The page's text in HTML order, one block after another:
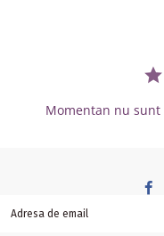
Momentan nu